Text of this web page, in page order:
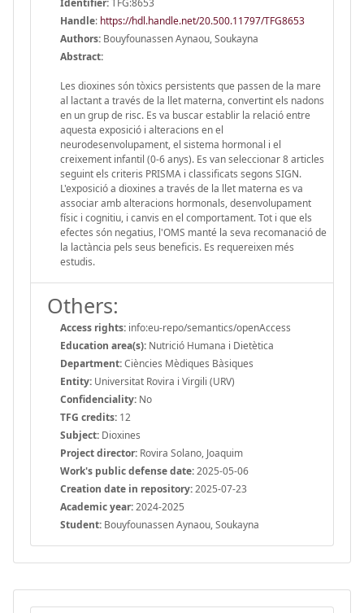
Identifier:TFG:8653
Handle: https://hdl.handle.net/20.500.11797/TFG8653
Authors: Bouyfounassen Aynaou, Soukayna
Abstract:
Les dioxines són tòxics persistents que passen de la mare
al lactant a través de la llet materna, convertint els nadons
en un grup de risc. Es va buscar establir la relació entre
aquesta exposició i alteracions en el
neurodesenvolupament, el sistema hormonal i el
creixement infantil (0-6 anys). Es van seleccionar 8 articles
seguint els criteris PRISMA i classificats segons SIGN.
L'exposició a dioxines a través de la llet materna es va
associar amb alteracions hormonals, desenvolupament
físic i cognitiu, i canvis en el comportament. Tot i que els
efectes són negatius, l'OMS manté la seva recomanació de
la lactància pels seus beneficis. Es requereixen més
estudis.
Others:
Access rights: info:eu-repo/semantics/openAccess
Education area(s): Nutrició Humana i Dietètica
Department:Ciències Mèdiques Bàsiques
Entity: Universitat Rovira i Virgili (URV)
Confidenciality: No
TFG credits: 12
Subject: Dioxines
Project director: Rovira Solano, Joaquim
Work's public defense date:2025-05-06
Creation date in repository:2025-07-23
Academic year:2024-2025
Student: Bouyfounassen Aynaou, Soukayna